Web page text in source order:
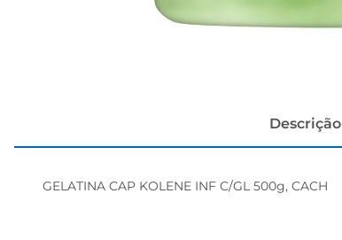
Descrição
GELATINA CAP KOLENE INF C/GL 500g, CACH